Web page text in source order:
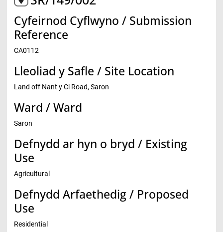
Cyfeirnod Cyflwyno / Submission
Reference
CA0112
Lleoliad y Safle / Site Location
Land off Nant y Ci Road, Saron
Ward / Ward
Saron
Defnydd ar hyn o bryd / Existing
Use
Agricultural
Defnydd Arfaethedig / Proposed
Use
Residential